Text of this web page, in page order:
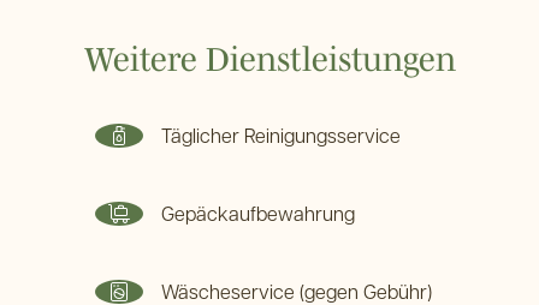
Weitere Dienstleistungen
Täglicher Reinigungsservice
Gepäckaufbewahrung
Wäscheservice (gegen Gebühr)